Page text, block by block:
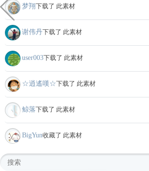
梦翔下载了 此素材
谢伟丹下载了 此素材
user003下载了 此素材
☆逍遙嘆☆下载了 此素材
鲸落下载了 此素材
BigYun收藏了 此素材